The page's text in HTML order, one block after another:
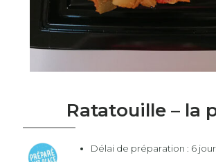
Ratatouille – la
Délai de préparation : 6